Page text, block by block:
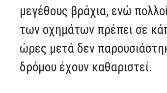
μεγέθους βράχια, ενώ
των οχημάτων πρέπει σε
ώρες μετά δεν
δρόμου έχουν καθαριστεί.